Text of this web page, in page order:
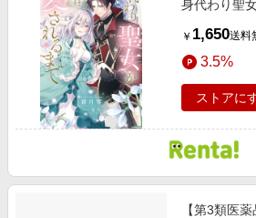
身代わり聖
￥ 1,650送料
3.5%
ストアに
【第3類医